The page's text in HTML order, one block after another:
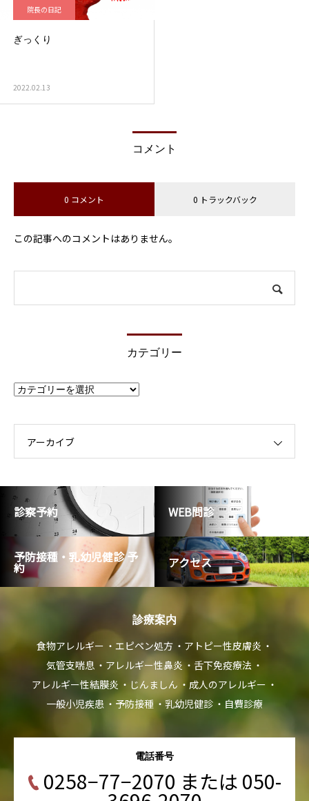
院長の日記
ぎっくり
2022.02.13
コメント
0 コメント 0 トラックバック
この記事へのコメントはありません。
カテゴリー
カ
テ
ー
アーカイブ
診察予約 WEB問診
予防接種・乳幼児健診 予
約 アクセス
診療案内
食物アレルギー エピペン処方
アトピー性皮膚炎
気管支喘息
アレルギー性鼻炎
舌下免疫療法
アレルギー性結膜炎
じんましん
成人のアレルギー
一般小児疾患
予防接種 乳幼児健診 自費診療
電話番号
0258−77−2070 または 050-